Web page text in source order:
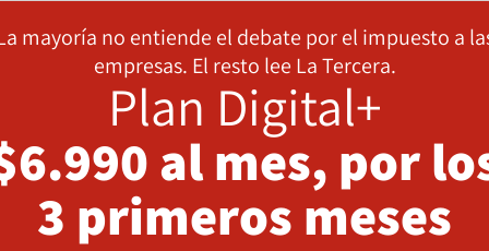
mayoría no entiende el debate por el impuesto a
empresas. El resto lee La Tercera.
Plan Digital+
al mes, por
3 primeros meses